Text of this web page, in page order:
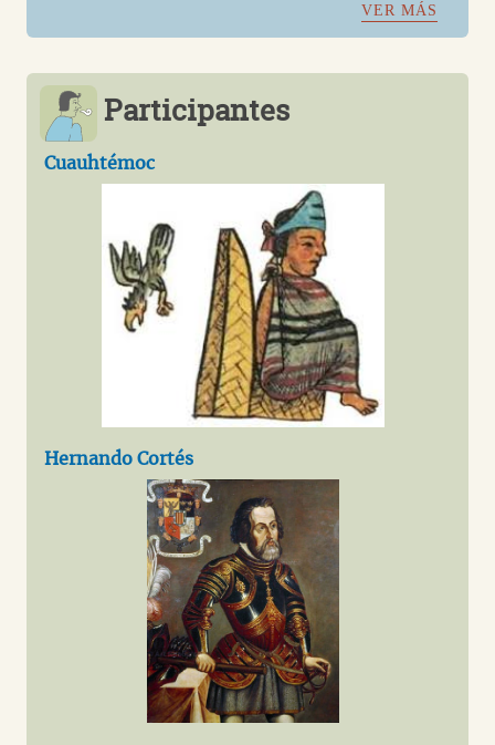
VER MÁS
Participantes
Cuauhtémoc
Hernando Cortés